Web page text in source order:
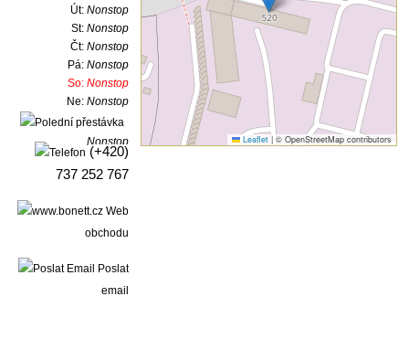
Út:Nonstop
St:Nonstop
Čt:Nonstop
Pá:Nonstop
So:Nonstop
Ne:Nonstop
Nonstop
(+420)
737 252 767
Web
obchodu
Poslat
email
Leaflet |© OpenStreetMap contributors